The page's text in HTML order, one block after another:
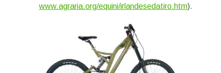
www.agraria.org/equini/irlandesedatiro.htm).